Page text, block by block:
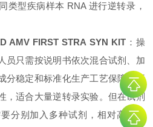
类型疾病样本 RNA 进行逆转录，
AMV FIRST STRA SYN KIT：操
员只需按说明书依次混合试剂、加
分稳定和标准化生产工艺保障了不
，适合大量逆转录实验。但在试剂
分别加入多种试剂，相对高容量